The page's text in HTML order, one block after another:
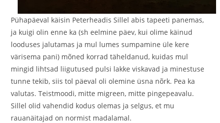
Pühapäeval käisin Peterheadis Sillel abis tapeeti panemas,
ja kuigi olin enne ka (sh eelmine päev, kui olime käinud
looduses jalutamas ja mul lumes sumpamine üle kere
värisema pani) mõned korrad täheldanud, kuidas mul
mingid lihtsad liigutused pulsi lakke viskavad ja minestuse
tunne tekib, siis tol päeval oli olemine üsna nõrk. Pea ka
valutas. Teistmoodi, mitte migreen, mitte pingepeavalu.
Sillel olid vahendid kodus olemas ja selgus, et mu
rauanäitajad on normist madalamal.